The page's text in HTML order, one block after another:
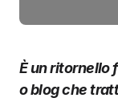
È un ritornello
o blog che